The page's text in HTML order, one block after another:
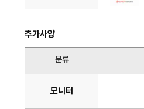
추가사양
분류
모니터